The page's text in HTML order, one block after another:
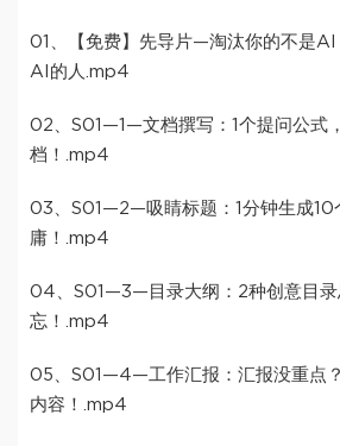
01、【免费】先导片—淘汰你的不是AI
AI的人.mp4
02、S01—1—文档撰写：1个提问公式
档！.mp4
03、S01—2—吸睛标题：1分钟生成10
庸！.mp4
04、S01—3—目录大纲：2种创意目录
忘！.mp4
05、S01—4—工作汇报：汇报没重点
内容！.mp4